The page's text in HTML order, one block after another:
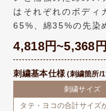
はそれぞれのボディ
65%、綿35%の先染
4,818円~5,368円
刺繍基本仕様 (刺繍箇所/
刺繍サイズ
タテ・ヨコの合計サイズ